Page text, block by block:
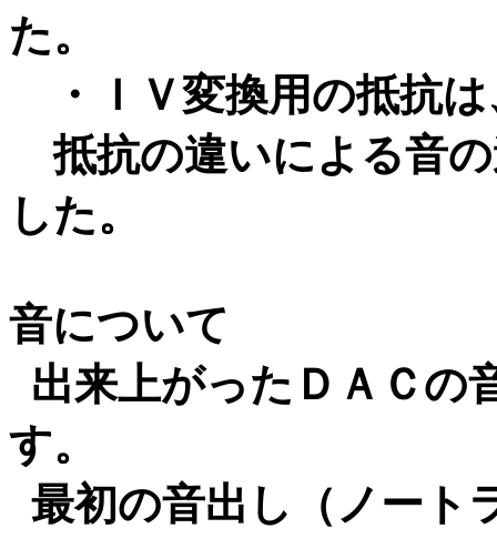
た。
・ＩＶ変換用の抵抗
抵抗の違いによる音
した。
音について
出来上がったＤＡＣの
す。
最初の音出し（ノート